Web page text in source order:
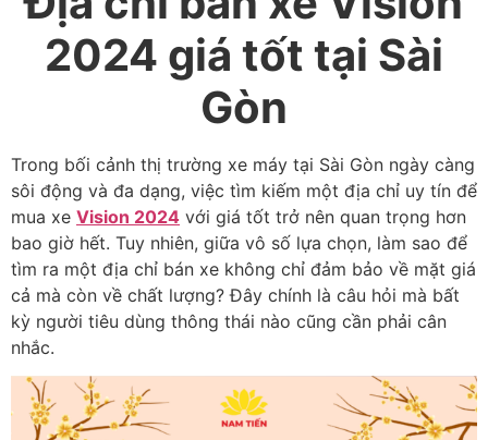
2024 giá tốt tại Sài
Gòn
Trong bối cảnh thị trường xe máy tại Sài Gòn ngày càng
sôi động và đa dạng, việc tìm kiếm một địa chỉ uy tín để
mua xe Vision 2024 với giá tốt trở nên quan trọng hơn
bao giờ hết. Tuy nhiên, giữa vô số lựa chọn, làm sao để
tìm ra một địa chỉ bán xe không chỉ đảm bảo về mặt giá
cả mà còn về chất lượng? Đây chính là câu hỏi mà bất
kỳ người tiêu dùng thông thái nào cũng cần phải cân
nhắc.